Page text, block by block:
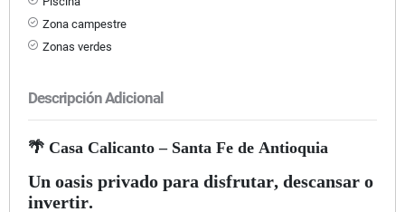
Zona campestre
Zonas verdes
Descripción Adicional
🌴 Casa Calicanto – Santa Fe de Antioquia
Un oasis privado para disfrutar, descansar o
invertir.